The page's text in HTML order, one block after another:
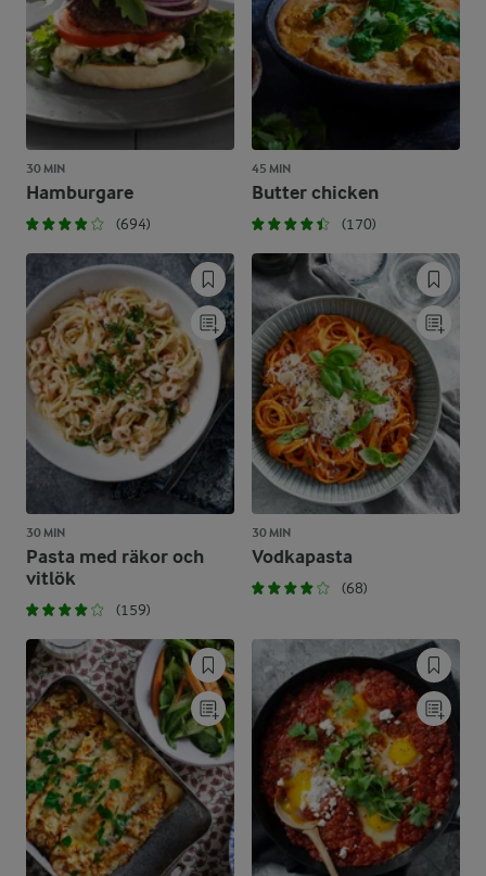
30 MIN
Hamburgare
(694)
45 MIN
Butter chicken
(170)
30 MIN
Pasta med räkor och
vitlök
(159)
30 MIN
Vodkapasta
(68)